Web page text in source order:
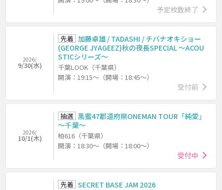
予定枚数終了
2026/
9/30(水)
先着 加藤卓雄 / TADASHI / チバナオキショー
(GEORGE JYAGEEZ)秋の夜長SPECIAL ～ACOU
STICシリーズ～
千葉LOOK（千葉県）
開演：19:15～（開場：18:45～）
受付前
2026/
10/1(木)
抽選 黒蜜47都道府県ONEMAN TOUR「純愛」
～千葉～
柏616（千葉県）
開演：18:30～（開場：18:00～）
受付中
先着 SECRET BASE JAM 2026